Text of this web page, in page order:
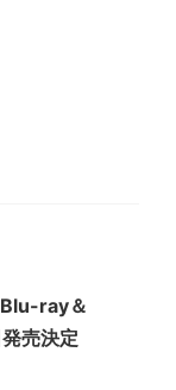
ray＆
売決定